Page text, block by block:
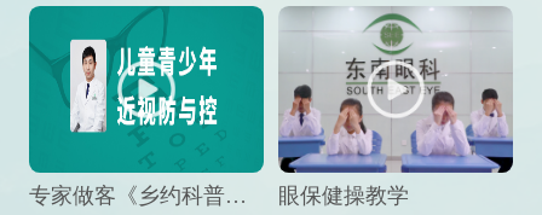
专家做客《乡约科普》栏目，预防孩子近视竟然这么“简单” 眼保健操教学